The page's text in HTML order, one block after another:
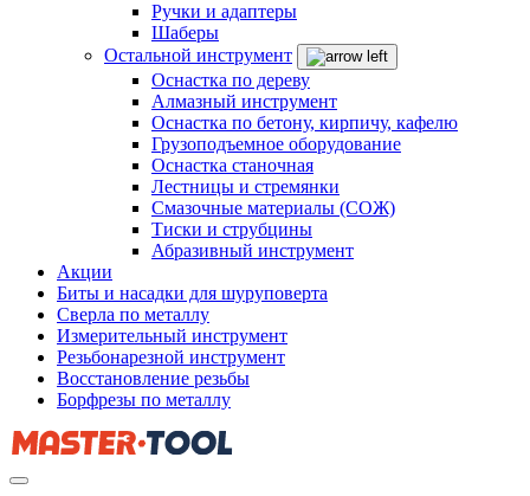
Ручки и адаптеры
Шаберы
Остальной инструмент
Оснастка по дереву
Алмазный инструмент
Оснастка по бетону, кирпичу, кафелю
Грузоподъемное оборудование
Оснастка станочная
Лестницы и стремянки
Смазочные материалы (СОЖ)
Тиски и струбцины
Абразивный инструмент
Акции
Биты и насадки для шуруповерта
Сверла по металлу
Измерительный инструмент
Резьбонарезной инструмент
Восстановление резьбы
Борфрезы по металлу